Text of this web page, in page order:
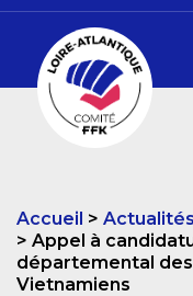
Accueil
Actualités
Appel à
départemental
Vietnamiens